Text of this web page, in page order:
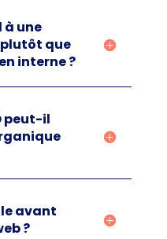
à une
plutôt que
interne ?
peut-il
avant
?